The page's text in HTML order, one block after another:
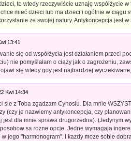
to wtedy rzeczywiście uznaję współżycie
chce mieć dzieci lub ma dzieci i ogólnie w ciągu
ze swojej natury. Antykoncepcja jest
13:41
się od współżycia jest działaniem przeci
nie pomyślałam o ciąży jak o zagrożeniu,
się wtedy gdy jest najbardziej
Kwi 14:34
sie z Toba zgadzam Cynosiu. Dla mnie
(czy je nazwiemy antykoncepcja, czy
jest dla mnie sprawa drugorzedna). (Jedynym
sa rozne opcje. Jedne wymagaja
w jego "harmonogram". I kazdy moze sobie